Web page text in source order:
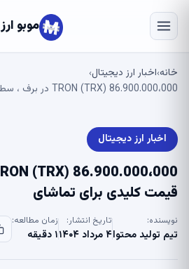
موبو ارز
خانه›اخبار ارز دیجیتال›
86.900.000،000 TRON (TRX) در برف ، سطح قیمت کلیدی برای تماشای
اخبار ارز دیجیتال
قیمت کلیدی برای تماشای
نویسنده:
تیم تولید محتوا
تاریخ انتشار:
۴ مرداد ۱۴۰۴
زمان مطالعه:
۱ دقیقه